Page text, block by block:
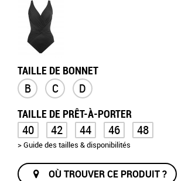
TAILLE DE BONNET
B C D
TAILLE DE PRÊT-À-PORTER
40 42 44 46 48
> Guide des tailles & disponibilités
OÙ TROUVER CE PRODUIT ?